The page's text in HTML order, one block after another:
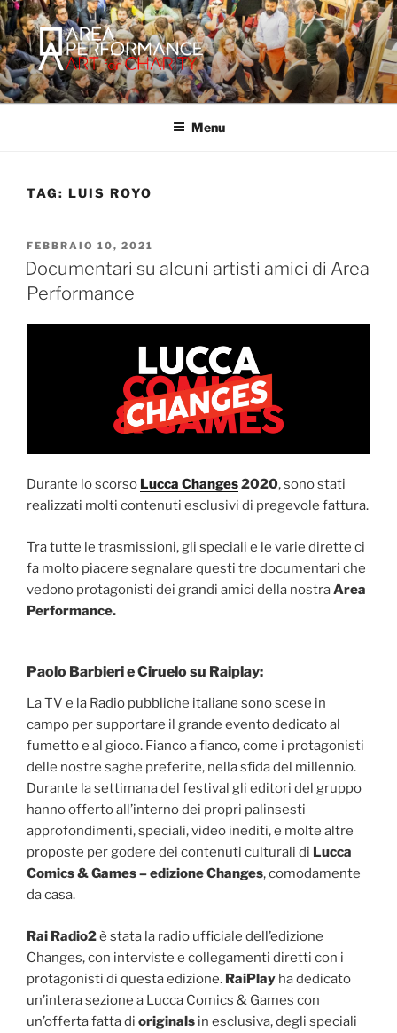
Salta
al
contenuto
AREA PERFORMANCE
Sito ufficiale della Onlus Area Performance.
Menu
TAG: LUIS ROYO
PUBBLICATO
IL
FEBBRAIO 10, 2021
Documentari su alcuni artisti amici di Area
Performance
Durante lo scorso Lucca Changes2020, sono stati
realizzati molti contenuti esclusivi di pregevole fattura.
Tra tutte le trasmissioni, gli speciali e le varie dirette ci
fa molto piacere segnalare questi tre documentari che
vedono protagonisti dei grandi amici della nostraArea
Performance.
Paolo Barbieri e Ciruelo su Raiplay:
La TV e la Radio pubbliche italiane sono scese in
campo per supportare il grande evento dedicato al
fumetto e al gioco. Fianco a fianco, come i protagonisti
delle nostre saghe preferite, nella sfida del millennio.
Durante la settimana del festival gli editori del gruppo
hanno offerto all’interno dei propri palinsesti
approfondimenti, speciali, video inediti, e molte altre
proposte per godere dei contenuti culturali di Lucca
Comics & Games – edizione Changes, comodamente
da casa.
Rai Radio2è stata la radio ufficiale dell’edizione
Changes, con interviste e collegamenti diretti con i
protagonisti di questa edizione. RaiPlay ha dedicato
un’intera sezione a Lucca Comics & Games con
un’offerta fatta di originals in esclusiva, degli speciali